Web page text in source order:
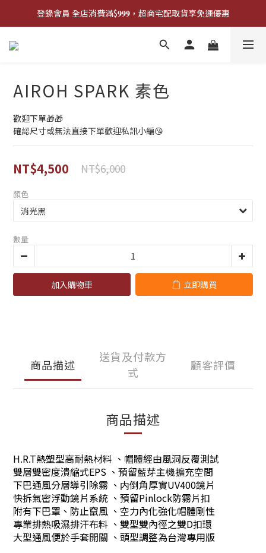
登錄會員 全店消費滿$𝟗𝟗𝟗，超商宅配取貨享免運優惠
登錄會員 全店消費滿$𝟗𝟗𝟗，超商宅配取貨享免運優惠
歡迎來門市試戴尺寸
登錄會員 全店消費滿$𝟗𝟗𝟗，超商宅配取貨享免運優惠
AIROH SPARK 素色
歡迎下單🎁🎁
確認尺寸或無法直接下單歡迎私訊小編😘
NT$4,500 NT$6,000
顏色
數量
加入購物車 立即購買
商品描述
送貨及付款方
式
顧客評價
商品描述
H.R.T熱塑型高耐熱材料 、帽體經由風洞反覆測試
雙層雙密度潰縮式EPS 、預留藍芽主機擴充空間
下巴通風分層導引除霧 、内倒角厚實UV400鏡片
快拆氣密浮動鏡片系統 、預留Pinlock防霧片扣
附有下巴罩、防止竄風 、空力內化強化帽體剛性
專業排熱吸濕排汗布料 、雙型雙內徑之雙D扣環
大型通風便於手套開關 、頭型調整為台灣專用版